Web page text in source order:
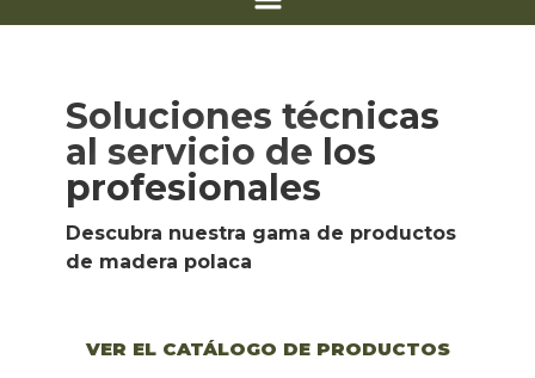
Soluciones técnicas
al servicio de los
profesionales
Descubra nuestra gama de productos
de madera polaca
VER EL CATÁLOGO DE PRODUCTOS